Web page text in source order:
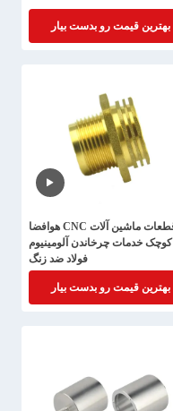
بهترین قیمت رو بدست بیار
قطعات ماشین آلات CNC هوافضا
کوچک خدمات چرخاندن آلومینیوم
فولاد ضد زنگ
بهترین قیمت رو بدست بیار